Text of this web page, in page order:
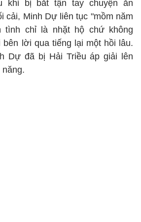
khi bị bắt tận tay chuyện ăn
cải, Minh Dự liên tục "mồm năm
tình chỉ là nhặt hộ chứ không
bên lời qua tiếng lại một hồi lâu.
Dự đã bị Hải Triều áp giải lên